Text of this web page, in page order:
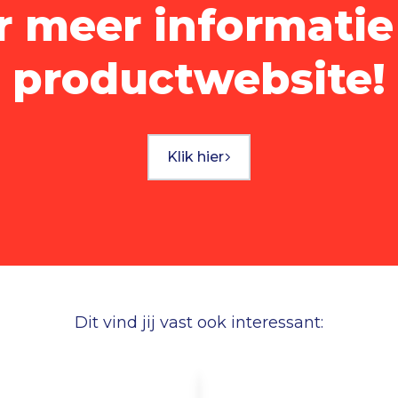
meer
productwebsite!
Klik hier
Dit vind jij vast ook interessant: